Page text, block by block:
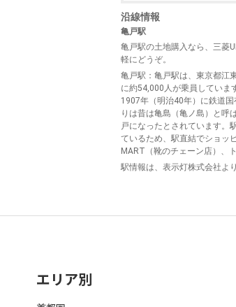
沿線情報
亀戸駅
亀戸駅の土地購入なら、三菱
軽にどうぞ。
亀戸駅 ：亀戸駅は、東京都江
に約54,000人が乗員していま
1907年（明治40年）に鉄道
りは昔は亀島（亀ノ島）と呼
戸になったとされています。
ているため、駅直結でショッ
MART（靴のチェーン店）、
駅情報は、表示灯株式会社よ
エリア別